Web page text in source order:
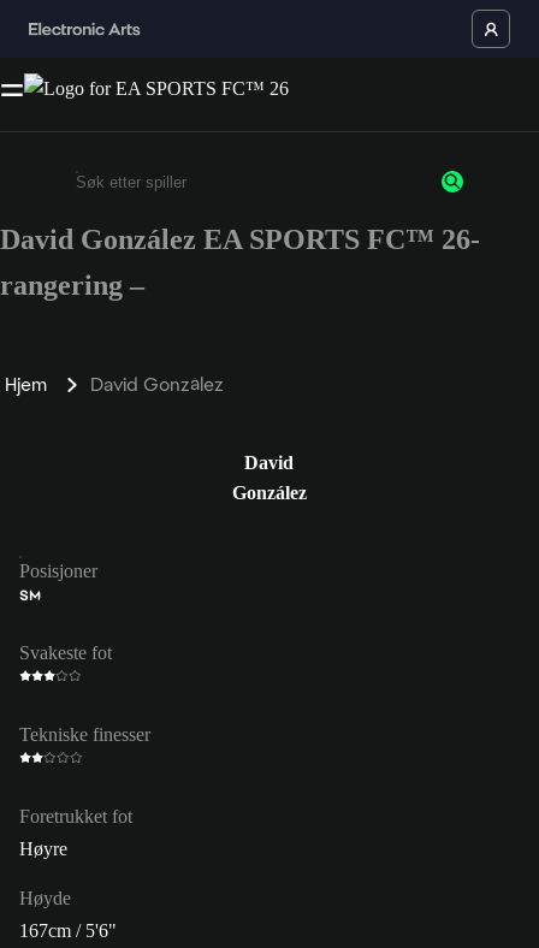
Enter a minimum of 3 characters or numbers
David González EA SPORTS FC™ 26-
rangering –
Hjem David González
David
González
Posisjoner
SM
Svakeste fot
Tekniske finesser
Foretrukket fot
Høyre
Høyde
167cm / 5'6"